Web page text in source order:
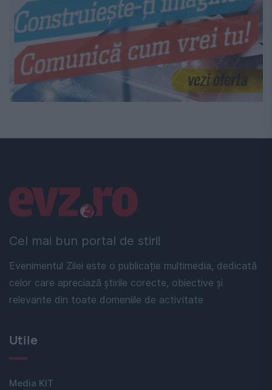
Cel mai bun portal de stiri!
Evenimentul Zilei este o publicație multimedia, dedicată
celor care apreciază știrile corecte, obiective și
relevante din toate domeniile de activitate
Linkuri utile
Utile
Media KIT